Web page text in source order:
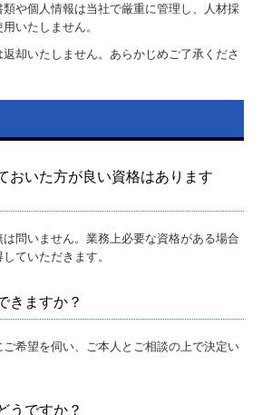
や個人情報は当社で厳重に管理し、人材採
いたしません。
却いたしません。あらかじめご了承くださ
おいた方が良い資格はあります
問いません。業務上必要な資格がある場合
ていただきます。
きますか？
ご希望を伺い、ご本人とご相談の上で決定い
うですか？